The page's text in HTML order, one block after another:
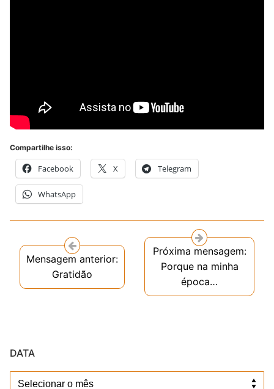
Compartilhe isso:
Facebook X Telegram
WhatsApp
Mensagem anterior:
Gratidão
Próxima mensagem:
Porque na minha
época…
DATA
Data